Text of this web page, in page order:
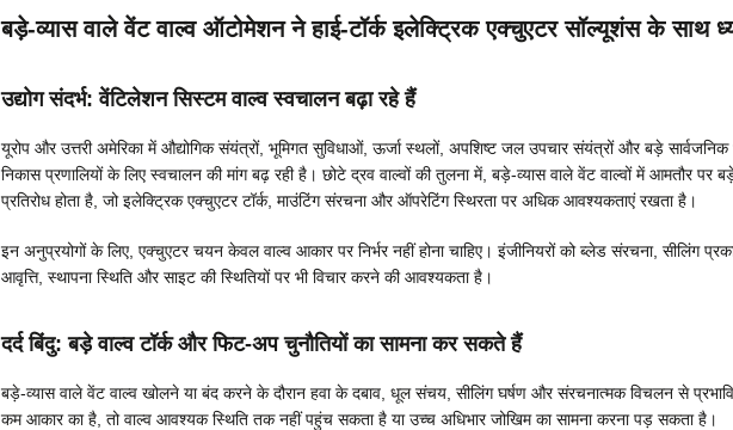
बड़े-व्यास वाले वेंट वाल्व ऑटोमेशन ने हाई-टॉर्क इलेक्ट्रिक एक्चुएटर सॉल्यूशंस के साथ
उद्योग संदर्भ: वेंटिलेशन सिस्टम वाल्व स्वचालन बढ़ा रहे हैं
यूरोप और उत्तरी अमेरिका में औद्योगिक संयंत्रों, भूमिगत सुविधाओं, ऊर्जा स्थलों, अपशिष्ट जल उपचार संयंत्रों और बड़े
निकास प्रणालियों के लिए स्वचालन की मांग बढ़ रही है। छोटे द्रव वाल्वों की तुलना में, बड़े-व्यास वाले वेंट वाल्वों में आमतौर पर
प्रतिरोध होता है, जो इलेक्ट्रिक एक्चुएटर टॉर्क, माउंटिंग संरचना और ऑपरेटिंग स्थिरता पर अधिक आवश्यकताएं रखता है।
इन अनुप्रयोगों के लिए, एक्चुएटर चयन केवल वाल्व आकार पर निर्भर नहीं होना चाहिए। इंजीनियरों को ब्लेड संरचना, सीलिंग
आवृत्ति, स्थापना स्थिति और साइट की स्थितियों पर भी विचार करने की आवश्यकता है।
दर्द बिंदु: बड़े वाल्व टॉर्क और फिट-अप चुनौतियों का सामना कर सकते हैं
बड़े-व्यास वाले वेंट वाल्व खोलने या बंद करने के दौरान हवा के दबाव, धूल संचय, सीलिंग घर्षण और संरचनात्मक विचलन से
कम आकार का है, तो वाल्व आवश्यक स्थिति तक नहीं पहुंच सकता है या उच्च अधिभार जोखिम का सामना करना पड़ सकता है।